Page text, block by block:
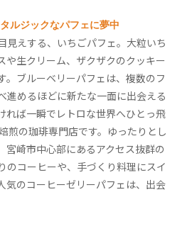
ルジックなパフェに夢中
見えする、いちごパフェ。大粒いち
や生クリーム、ザクザクのクッキー
。ブルーベリーパフェは、複数のフ
進めるほどに新たな一面に出会える
れば一瞬でレトロな世界へひとっ飛
煎の珈琲専門店です。ゆったりとし
宮崎市中心部にあるアクセス抜群の
のコーヒーや、手づくり料理にスイ
気のコーヒーゼリーパフェは、出会